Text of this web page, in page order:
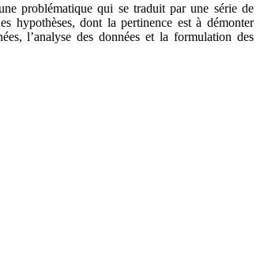
problématique qui se traduit par une série de
hypothèses, dont la pertinence est à démonter
l’analyse des données et la formulation des